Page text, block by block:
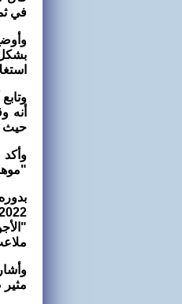
في
أنه
حيث